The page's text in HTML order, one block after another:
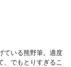
ている熊野筆。適度
、でもとりすぎるこ